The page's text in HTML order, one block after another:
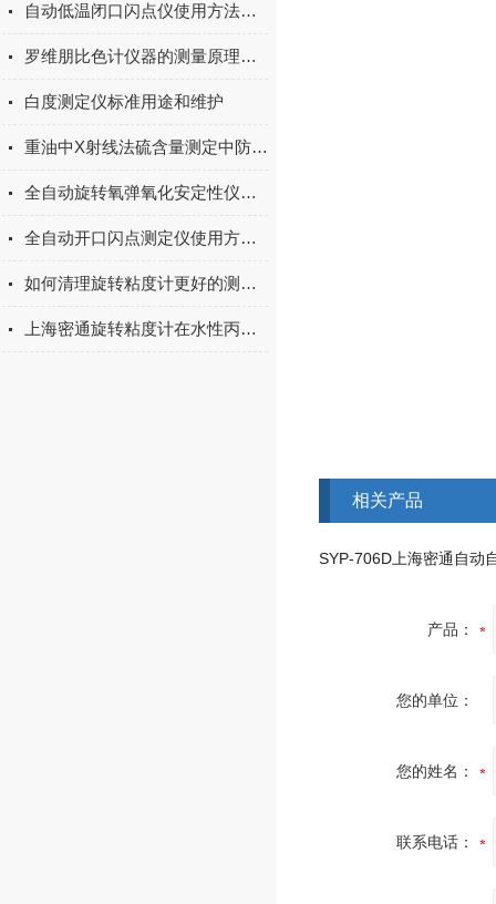
自动低温闭口闪点仪使用方法及操作步骤
罗维朋比色计仪器的测量原理及结构
白度测定仪标准用途和维护
重油中X射线法硫含量测定中防漏油部件的制备
全自动旋转氧弹氧化安定性仪润滑油参数资料
全自动开口闪点测定仪使用方法及操作步骤
如何清理旋转粘度计更好的测量操作
上海密通旋转粘度计在水性丙烯酸酯树脂的应用
相关产品
产品：
您的单位：
您的姓名：
联系电话：